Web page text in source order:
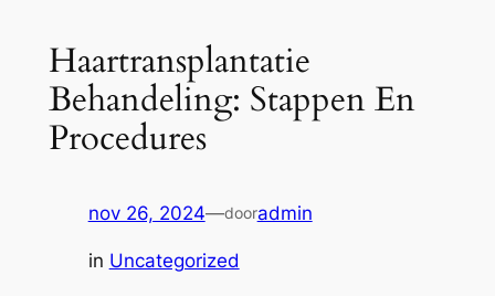
Haartransplantatie
Behandeling: Stappen En
Procedures
nov 26, 2024—dooradmin
in Uncategorized